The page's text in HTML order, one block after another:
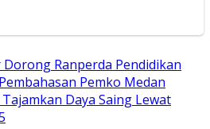
Dorong Ranperda Pendidikan
Pemko Medan
Daya Saing Lewat